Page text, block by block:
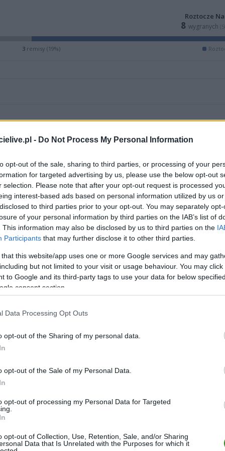
- Do Not Process My Personal Information
opt-out of the sale, sharing to third parties, or processing of your
for targeted advertising by us, please use the below opt-out
selection. Please note that after your opt-out request is processed
interest-based ads based on personal information utilized by us
to third parties prior to your opt-out. You may separately
of your personal information by third parties on the IAB’s list of
This information may also be disclosed by us to third parties on the
Participants that may further disclose it to other third parties.
that this website/app uses one or more Google services and may
but not limited to your visit or usage behaviour. You may
to Google and its third-party tags to use your data for below
consent section.
Data Processing Opt Outs
opt-out of the Sharing of my personal data.
opt-out of the Sale of my Personal Data.
opt-out of processing my Personal Data for Targeted
opt-out of Collection, Use, Retention, Sale, and/or Sharing
Data that Is Unrelated with the Purposes for which it
Roztocze
8 wygranych
3 remisy (19%)
ZOBACZ WIĘCEJ (12)
M PKT Z R
26 70 23 1 2 106-
26 68 22 2 2 105-
26 53-45
53-
26 23 6 44-
26 18 4 6 34-